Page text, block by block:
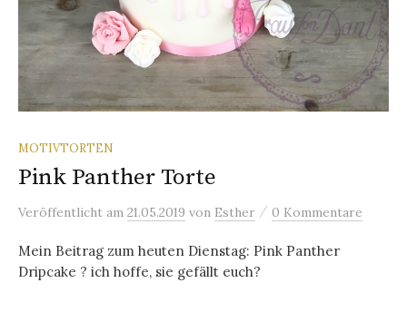
MOTIVTORTEN
Pink Panther Torte
Veröffentlicht am 21.05.2019 von Esther / 0 Kommentare
Mein Beitrag zum heuten Dienstag: Pink Panther
Dripcake ? ich hoffe, sie gefällt euch?